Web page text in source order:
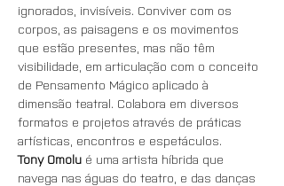
ignorados, invisíveis. Conviver com os
corpos, as paisagens e os movimentos
que estão presentes, mas não têm
visibilidade, em articulação com o conceito
de Pensamento Mágico aplicado à
dimensão teatral. Colabora em diversos
formatos e projetos através de práticas
artísticas, encontros e espetáculos.
Tony Omolu é uma artista híbrida que
navega nas águas do teatro, e das danças